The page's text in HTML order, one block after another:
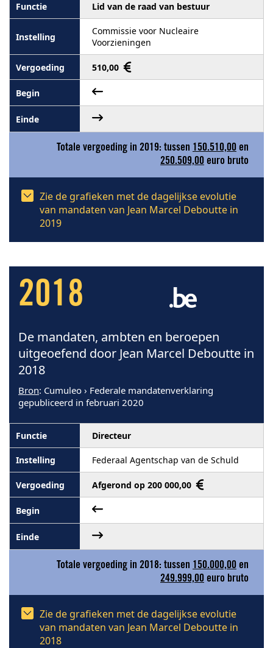
Lid van de raad van bestuur
Commissie voor Nucleaire
Voorzieningen
510,00
Totale vergoeding in 2019: tussen 150.510,00 en
250.509,00 euro bruto
Zie de grafieken met de dagelijkse evolutie
van mandaten van Jean Marcel Deboutte in
2019
2018
De mandaten, ambten en beroepen
uitgeoefend door Jean Marcel Deboutte in
2018
Bron: Cumuleo › Federale mandatenverklaring
gepubliceerd in februari 2020
Directeur
Federaal Agentschap van de Schuld
Afgerond op 200 000,00
Totale vergoeding in 2018: tussen 150.000,00 en
249.999,00 euro bruto
Zie de grafieken met de dagelijkse evolutie
van mandaten van Jean Marcel Deboutte in
2018